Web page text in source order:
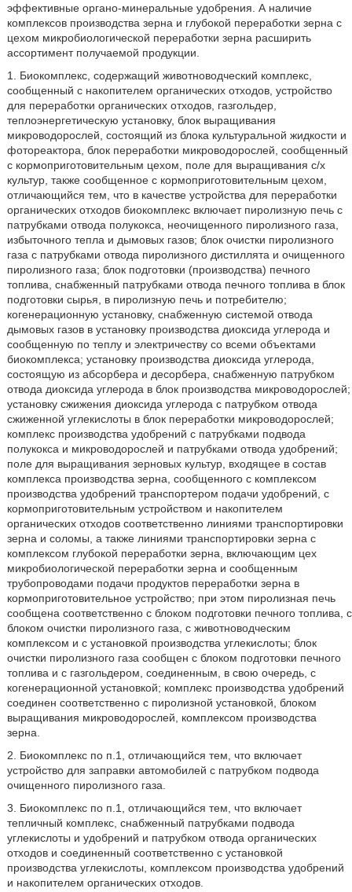
эффективные органо-минеральные удобрения. А наличие
комплексов производства зерна и глубокой переработки зерна с
цехом микробиологической переработки зерна расширить
ассортимент получаемой продукции.
1. Биокомплекс, содержащий животноводческий комплекс,
сообщенный с накопителем органических отходов, устройство
для переработки органических отходов, газгольдер,
теплоэнергетическую установку, блок выращивания
микроводорослей, состоящий из блока культуральной жидкости и
фотореактора, блок переработки микроводорослей, сообщенный
с кормоприготовительным цехом, поле для выращивания с/х
культур, также сообщенное с кормоприготовительным цехом,
отличающийся тем, что в качестве устройства для переработки
органических отходов биокомплекс включает пиролизную печь с
патрубками отвода полукокса, неочищенного пиролизного газа,
избыточного тепла и дымовых газов; блок очистки пиролизного
газа с патрубками отвода пиролизного дистиллята и очищенного
пиролизного газа; блок подготовки (производства) печного
топлива, снабженный патрубками отвода печного топлива в блок
подготовки сырья, в пиролизную печь и потребителю;
когенерационную установку, снабженную системой отвода
дымовых газов в установку производства диоксида углерода и
сообщенную по теплу и электричеству со всеми объектами
биокомплекса; установку производства диоксида углерода,
состоящую из абсорбера и десорбера, снабженную патрубком
отвода диоксида углерода в блок производства микроводорослей;
установку сжижения диоксида углерода с патрубком отвода
сжиженной углекислоты в блок переработки микроводорослей;
комплекс производства удобрений с патрубками подвода
полукокса и микроводорослей и патрубками отвода удобрений;
поле для выращивания зерновых культур, входящее в состав
комплекса производства зерна, сообщенного с комплексом
производства удобрений транспортером подачи удобрений, с
кормоприготовительным устройством и накопителем
органических отходов соответственно линиями транспортировки
зерна и соломы, а также линиями транспортировки зерна с
комплексом глубокой переработки зерна, включающим цех
микробиологической переработки зерна и сообщенным
трубопроводами подачи продуктов переработки зерна в
кормоприготовительное устройство; при этом пиролизная печь
сообщена соответственно с блоком подготовки печного топлива, с
блоком очистки пиролизного газа, с животноводческим
комплексом и с установкой производства углекислоты; блок
очистки пиролизного газа сообщен с блоком подготовки печного
топлива и с газгольдером, соединенным, в свою очередь, с
когенерационной установкой; комплекс производства удобрений
соединен соответственно с пиролизной установкой, блоком
выращивания микроводорослей, комплексом производства
зерна.
2. Биокомплекс по п.1, отличающийся тем, что включает
устройство для заправки автомобилей с патрубком подвода
очищенного пиролизного газа.
3. Биокомплекс по п.1, отличающийся тем, что включает
тепличный комплекс, снабженный патрубками подвода
углекислоты и удобрений и патрубком отвода органических
отходов и соединенный соответственно с установкой
производства углекислоты, комплексом производства удобрений
и накопителем органических отходов.